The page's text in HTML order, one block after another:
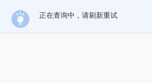
正在查询中，请刷新重试